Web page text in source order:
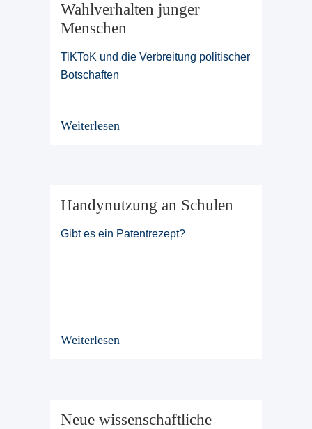
Wahlverhalten junger
Menschen
TiKToK und die Verbreitung politischer
Botschaften
Weiterlesen
Handynutzung an Schulen
Gibt es ein Patentrezept?
Weiterlesen
Neue wissenschaftliche